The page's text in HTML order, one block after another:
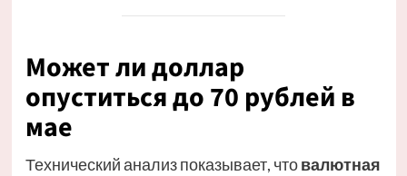
Может ли доллар
опуститься до 70 рублей в
мае
Технический анализ показывает, чтовалютная